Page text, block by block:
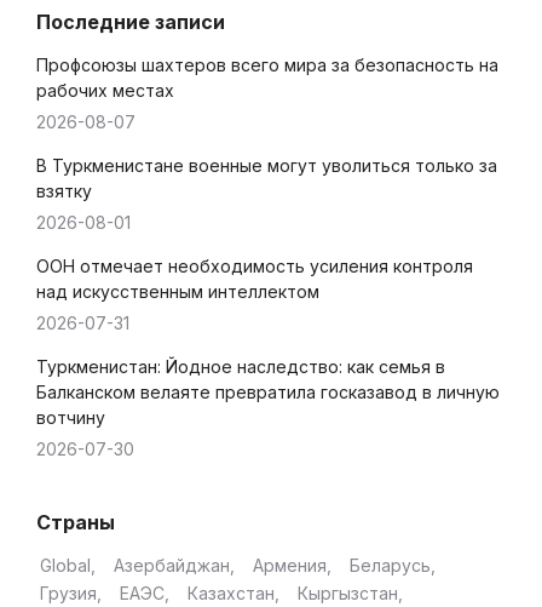
Последние записи
Профсоюзы шахтеров всего мира за безопасность на
рабочих местах
2026-08-07
В Туркменистане военные могут уволиться только за
взятку
2026-08-01
ООН отмечает необходимость усиления контроля
над искусственным интеллектом
2026-07-31
Туркменистан: Йодное наследство: как семья в
Балканском велаяте превратила госказавод в личную
вотчину
2026-07-30
Страны
Global Азербайджан Армения
Беларусь
Грузия
ЕАЭС Казахстан Кыргызстан